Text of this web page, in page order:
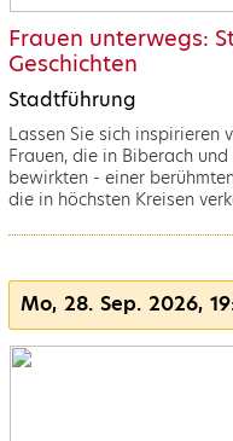
Frauen unterwegs:
Geschichten
Stadtführung
Lassen Sie sich inspirieren
Frauen, die in Biberach
bewirkten - einer
die in höchsten Kreisen
Mo, 28. Sep. 2026,